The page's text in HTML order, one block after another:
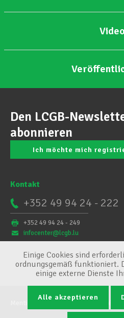
Den LCGB-
abonnieren
Ich möchte mich
Kontakt
+352 49 94 24 - 222
+352 49 94 24 - 249
infocenter@lcgb.lu
Conditions
Einige Cookies sind
ordnungsgemäß funktioniert.
einige externe Dienste
Alle akzeptieren